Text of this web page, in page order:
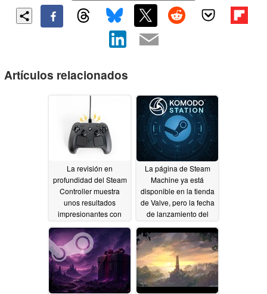
Artículos relacionados
La revisión en
profundidad del Steam
Controller muestra
unos resultados
impresionantes con
una excelente
capacidad de
reparación04/28/2026
La página de Steam
Machine ya está
disponible en la tienda
de Valve, pero la fecha
de lanzamiento del
Steam Controller
podría estar más cerca
04/24/2026